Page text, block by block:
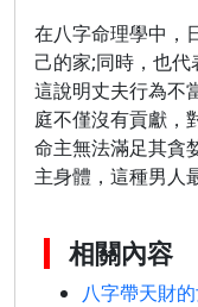
在八字命理學中，
己的家;同時，也代
這說明丈夫行為不
庭不僅沒有貢獻，
命主無法滿足其貪
主身體，這種男人
相關內容
八字帶天財